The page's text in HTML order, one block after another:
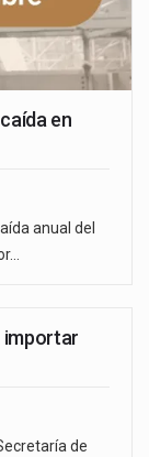
en
anual del
importar
de